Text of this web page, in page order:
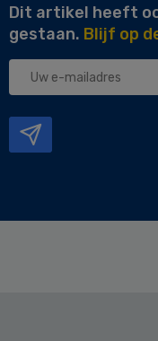
Dit artikel heeft
gestaan. Blijf op
Uw